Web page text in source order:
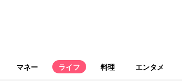
マネー ライフ 料理 エンタメ